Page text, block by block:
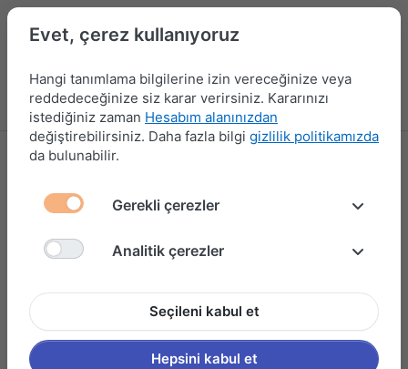
Menü Kampanyalar Yeni Ürünler Giriş yap
Evet, çerez kullanıyoruz
Hangi tanımlama bilgilerine izin vereceğinize veya
reddedeceğinize siz karar verirsiniz. Kararınızı
istediğiniz zaman Hesabım alanınızdan
değiştirebilirsiniz. Daha fazla bilgi gizlilik politikamızda
da bulunabilir.
Gerekli çerezler
Analitik çerezler
Seçileni kabul et
Hepsini kabul et